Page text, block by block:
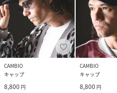
CAMBIO
キャップ
8,800 円
CAMBIO
キャップ
8,800 円